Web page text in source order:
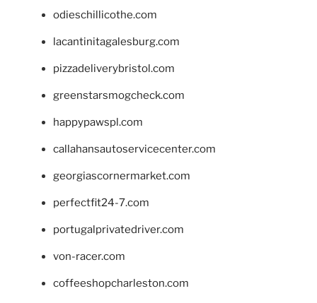
odieschillicothe.com
lacantinitagalesburg.com
pizzadeliverybristol.com
greenstarsmogcheck.com
happypawspl.com
callahansautoservicecenter.com
georgiascornermarket.com
perfectfit24-7.com
portugalprivatedriver.com
von-racer.com
coffeeshopcharleston.com